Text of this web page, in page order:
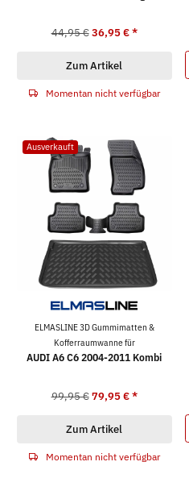
44,95 € 36,95 €*
Zum Artikel
Momentan nicht verfügbar
Ausverkauft
ELMASLINE 3D Gummimatten &
Kofferraumwanne für
AUDI A6 C6 2004-2011 Kombi
99,95 € 79,95 €*
Zum Artikel
Momentan nicht verfügbar